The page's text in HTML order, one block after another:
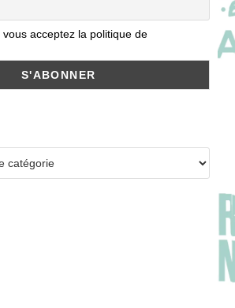
vous acceptez la politique de